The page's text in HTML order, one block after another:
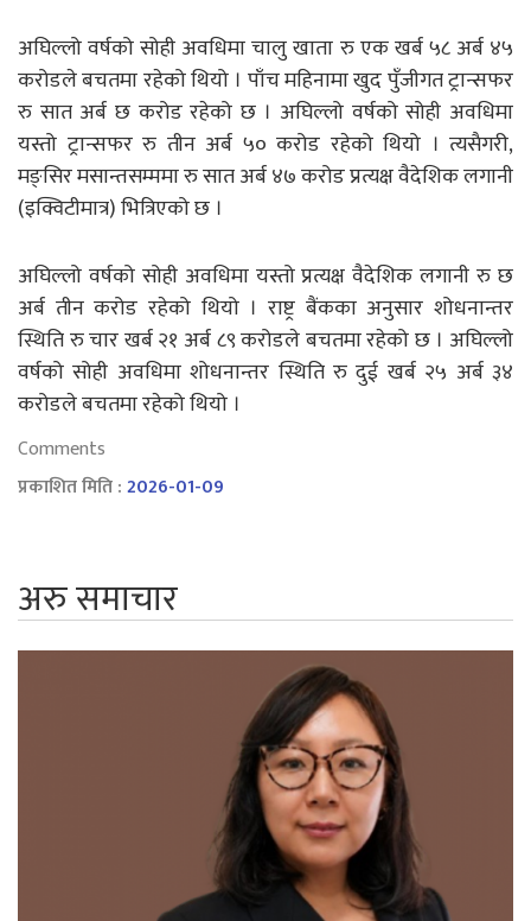
अघिल्लो वर्षको सोही अवधिमा चालु खाता रु एक खर्ब ५८ अर्ब ४५
करोडले बचतमा रहेको थियो । पाँच महिनामा खुद पुँजीगत ट्रान्सफर
रु सात अर्ब छ करोड रहेको छ । अघिल्लो वर्षको सोही अवधिमा
यस्तो ट्रान्सफर रु तीन अर्ब ५० करोड रहेको थियो । त्यसैगरी,
मङ्सिर मसान्तसम्ममा रु सात अर्ब ४७ करोड प्रत्यक्ष वैदेशिक लगानी
(इक्विटीमात्र) भित्रिएको छ ।
अघिल्लो वर्षको सोही अवधिमा यस्तो प्रत्यक्ष वैदेशिक लगानी रु छ
अर्ब तीन करोड रहेको थियो । राष्ट्र बैंकका अनुसार शोधनान्तर
स्थिति रु चार खर्ब २१ अर्ब ८९ करोडले बचतमा रहेको छ । अघिल्लो
वर्षको सोही अवधिमा शोधनान्तर स्थिति रु दुई खर्ब २५ अर्ब ३४
करोडले बचतमा रहेको थियो ।
Comments
प्रकाशित मिति :2026-01-09
अरु समाचार